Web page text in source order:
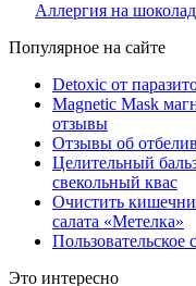
Аллергия на шоколад
Популярное на сайте
Detoxic от
Magnetic Mask
отзывы
Отзывы об
Целительный
свекольный квас
Очистить
салата «Метелка»
Пользовательское
Это интересно